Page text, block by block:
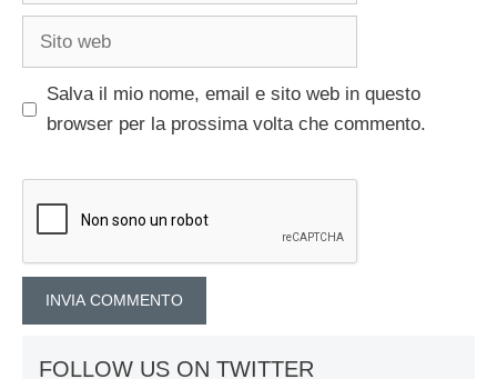
Sito
Salva il mio nome, email e sito web in questo
browser per la prossima volta che commento.
FOLLOW US ON TWITTER